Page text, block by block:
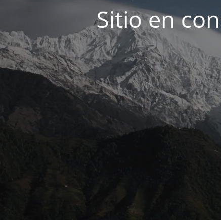
Sitio en